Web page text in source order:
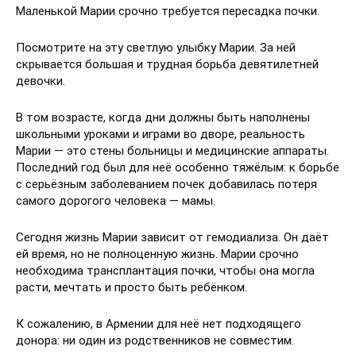
Маленькой Марии срочно требуется пересадка почки.
Посмотрите на эту светлую улыбку Марии. За ней
скрывается большая и трудная борьба девятилетней
девочки.
В том возрасте, когда дни должны быть наполнены
школьными уроками и играми во дворе, реальность
Марии — это стены больницы и медицинские аппараты.
Последний год был для неё особенно тяжёлым: к борьбе
с серьёзным заболеванием почек добавилась потеря
самого дорогого человека — мамы.
Сегодня жизнь Марии зависит от гемодиализа. Он даёт
ей время, но не полноценную жизнь. Марии срочно
необходима трансплантация почки, чтобы она могла
расти, мечтать и просто быть ребёнком.
К сожалению, в Армении для неё нет подходящего
донора: ни один из родственников не совместим.